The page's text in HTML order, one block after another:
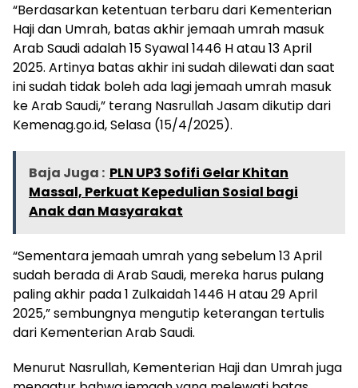
“Berdasarkan ketentuan terbaru dari Kementerian
Haji dan Umrah, batas akhir jemaah umrah masuk
Arab Saudi adalah 15 Syawal 1446 H atau 13 April
2025. Artinya batas akhir ini sudah dilewati dan saat
ini sudah tidak boleh ada lagi jemaah umrah masuk
ke Arab Saudi,” terang Nasrullah Jasam dikutip dari
Kemenag.go.id, Selasa (15/4/2025).
Baja Juga : PLN UP3 Sofifi Gelar Khitan
Massal, Perkuat Kepedulian Sosial bagi
Anak dan Masyarakat
“Sementara jemaah umrah yang sebelum 13 April
sudah berada di Arab Saudi, mereka harus pulang
paling akhir pada 1 Zulkaidah 1446 H atau 29 April
2025,” sembungnya mengutip keterangan tertulis
dari Kementerian Arab Saudi.
Menurut Nasrullah, Kementerian Haji dan Umrah juga